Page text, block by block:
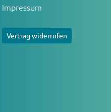
Impressum
Vertrag widerrufen